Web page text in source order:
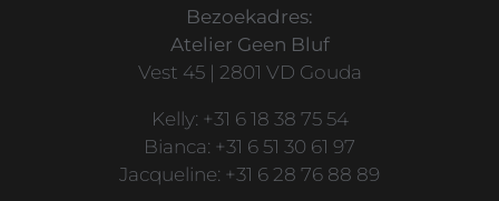
Bezoekadres:
Atelier Geen Bluf
Vest 45 | 2801 VD Gouda
Kelly: +31 6 18 38 75 54
Bianca: +31 6 51 30 61 97
Jacqueline: +31 6 28 76 88 89